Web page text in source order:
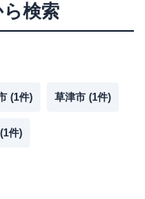
検索
(1件) 草津市 (1件)
(1件)